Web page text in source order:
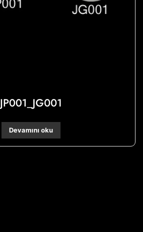
JP001_JG001
Devamını oku